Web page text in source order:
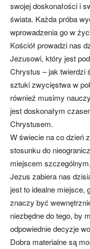
swojej doskonałości i
świata. Każda próba
wprowadzenia go w
Kościół prowadzi nas
Jezusowi, który jest
Chrystus – jak twierdzi
sztuki zwycięstwa w
również musimy
jest doskonałym
Chrystusem.
W świecie na co dzień
stosunku do
miejscem
Jezus zabiera nas
jest to idealne miejsce,
znaczy być
niezbędne do tego, by
odpowiednie decyzje
Dobra materialne są